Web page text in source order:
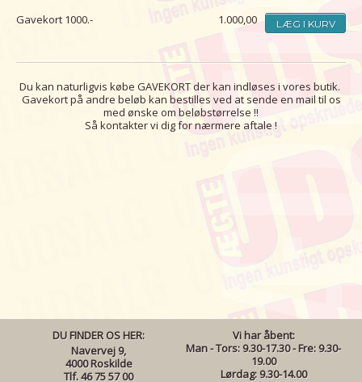
Gavekort 1000.- 1.000,00 LÆG I KURV
Du kan naturligvis købe GAVEKORT der kan indløses i vores butik.
Gavekort på andre beløb kan bestilles ved at sende en mail til os
med ønske om beløbstørrelse !!
Så kontakter vi dig for nærmere aftale !
DU FINDER OS HER:
Navervej 9,
4000 Roskilde
Tlf. 46 75 57 00
Vi har åbent:
Man - Tors: 9.30-17.30 - Fre: 9.30-
19.00
Lørdag: 9.30-14.00